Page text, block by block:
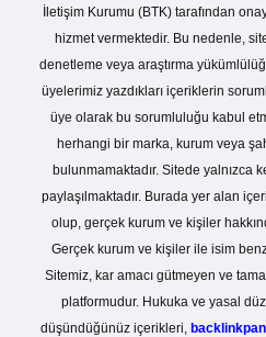
İletişim Kurumu (BTK) tarafından
hizmet vermektedir. Bu nedenle,
denetleme veya araştırma
üyelerimiz yazdıkları içeriklerin
üye olarak bu sorumluluğu kabul
herhangi bir marka, kurum veya
bulunmamaktadır. Sitede yalnızca
paylaşılmaktadır. Burada yer alan
olup, gerçek kurum ve kişiler
Gerçek kurum ve kişiler ile isim
Sitemiz, kar amacı gütmeyen ve
platformudur. Hukuka ve yasal
düşündüğünüz içerikleri,